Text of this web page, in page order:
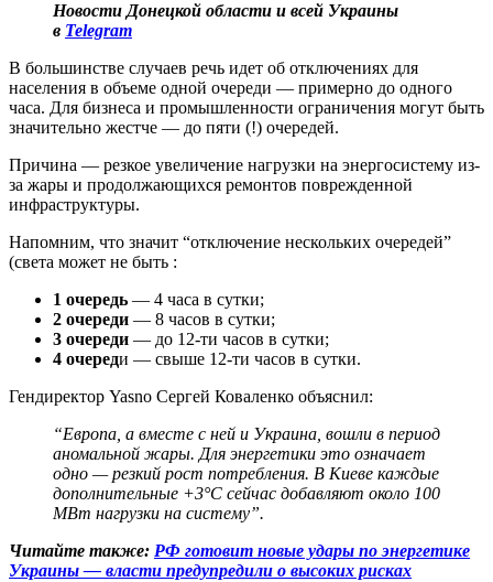
Новости Донецкой области и всей Украины
в Telegram
В большинстве случаев речь идет об отключениях для
населения в объеме одной очереди — примерно до одного
часа. Для бизнеса и промышленности ограничения могут быть
значительно жестче — до пяти (!) очередей.
Причина — резкое увеличение нагрузки на энергосистему из-
за жары и продолжающихся ремонтов поврежденной
инфраструктуры.
Напомним, что значит “отключение нескольких очередей”
(света может не быть :
1 очередь — 4 часа в сутки;
2 очереди — 8 часов в сутки;
3 очереди — до 12-ти часов в сутки;
4 очереди — свыше 12-ти часов в сутки.
Гендиректор Yasno Сергей Коваленко объяснил:
“Европа, а вместе с ней и Украина, вошли в период
аномальной жары. Для энергетики это означает
одно — резкий рост потребления. В Киеве каждые
дополнительные +3°C сейчас добавляют около 100
МВт нагрузки на систему”.
Читайте также: РФ готовит новые удары по энергетике
Украины — власти предупредили о высоких рисках